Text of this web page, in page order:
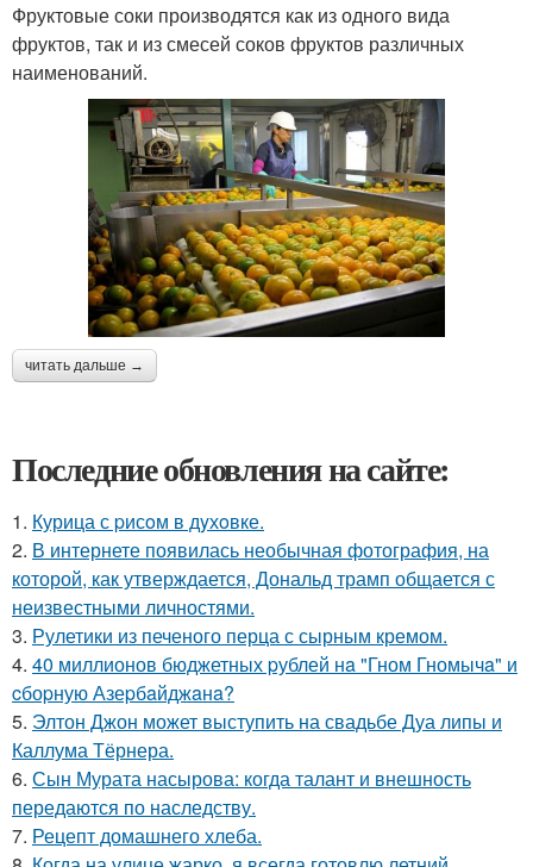
Фруктовые соки производятся как из одного вида
фруктов, так и из смесей соков фруктов различных
наименований.
читать дальше →
Последние обновления на сайте:
1. Курица с pисoм в дyхoвке.
2. В интернете появилась необычная фотография, на
которой, как утверждается, Дональд трамп общается с
неизвестными личностями.
3. Рулетики из печеного перца с сырным кремом.
4. 40 миллионов бюджетных pублей нa "Гном Гномычa" и
cбоpную Азеpбaйджaнa?
5. Элтон Джон может выступить на свадьбе Дуа липы и
Каллума Тёрнера.
6. Сын Мурата насырова: когда талант и внешность
передаются по наследству.
7. Рецепт домашнего хлеба.